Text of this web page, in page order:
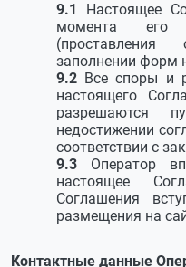
Настоящее
момента его
заполнении форм
Все споры и
настоящего
разрешаются
недостижении
соответствии с
Оператор
настоящее
Соглашения
размещения на
Контактные данные